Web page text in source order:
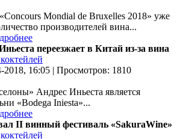
Mondial de Bruxelles 2018» уже
производителей вина...
переезжает в Китай из-за вина
2018, 16:05 | Просмотров: 1810
Андрес Иньеста является
«Bodega Iniesta»...
ІІ винный фестиваль «SakuraWine»